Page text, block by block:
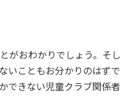
がおわかりでしょう。そし
いこともお分かりのはずで
できない児童クラブ関係者